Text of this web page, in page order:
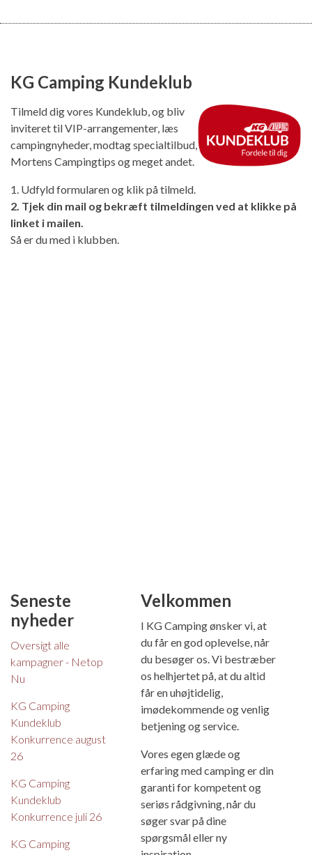
KG Camping Kundeklub
Tilmeld dig vores Kundeklub, og bliv
inviteret til VIP-arrangementer, læs
campingnyheder, modtag specialtilbud,
Mortens Campingtips og meget andet.
1. Udfyld formularen og klik på tilmeld.
2. Tjek din mail og bekræft tilmeldingen ved at klikke på
linket i mailen.
Så er du med i klubben.
Seneste
nyheder
Oversigt alle
kampagner - Netop
Nu
KG Camping
Kundeklub
Konkurrence august
26
KG Camping
Kundeklub
Konkurrence juli 26
KG Camping
Velkommen
I KG Camping ønsker vi, at
du får en god oplevelse, når
du besøger os. Vi bestræber
os helhjertet på, at du altid
får en uhøjtidelig,
imødekommende og venlig
betjening og service.
Vores egen glæde og
erfaring med camping er din
garanti for kompetent og
seriøs rådgivning, når du
søger svar på dine
spørgsmål eller ny